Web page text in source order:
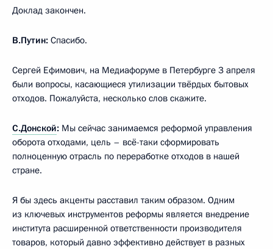
Доклад закончен.
В.Путин: Спасибо.
Сергей Ефимович, на Медиафоруме в Петербурге 3 апреля
были вопросы, касающиеся утилизации твёрдых бытовых
отходов. Пожалуйста, несколько слов скажите.
С.Донской: Мы сейчас занимаемся реформой управления
оборота отходами, цель – всё-таки сформировать
полноценную отрасль по переработке отходов в нашей
стране.
Я бы здесь акценты расставил таким образом. Одним
из ключевых инструментов реформы является внедрение
института расширенной ответственности производителя
товаров, который давно эффективно действует в разных